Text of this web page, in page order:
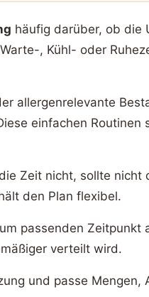
häufig darüber, ob die
, Kühl- oder
allergenrelevante
einfachen Routinen
Zeit nicht, sollte nicht
den Plan flexibel.
passenden Zeitpunkt
verteilt wird.
und passe Mengen,